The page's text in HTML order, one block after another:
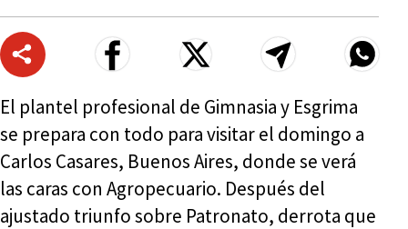
El plantel profesional de Gimnasia y Esgrima
se prepara con todo para visitar el domingo a
Carlos Casares, Buenos Aires, donde se verá
las caras con Agropecuario. Después del
ajustado triunfo sobre Patronato, derrota que